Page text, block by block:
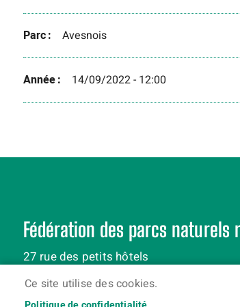
Parc Avesnois
Année 14/09/2022 - 12:00
Ce site utilise des cookies.
Fédération des parcs naturels
27 rue des petits hôtels